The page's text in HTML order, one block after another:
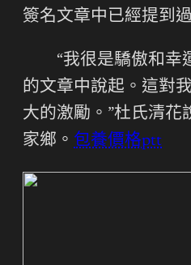
簽名文章中已經提到
“我很是驕傲和幸
的文章中說起。這對
大的激勵。”杜氏清花
家鄉。 包養價格ptt